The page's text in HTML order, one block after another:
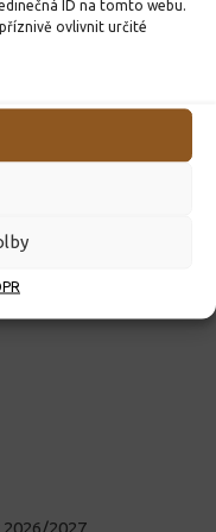
ID na tomto webu.
ovlivnit určité
2027